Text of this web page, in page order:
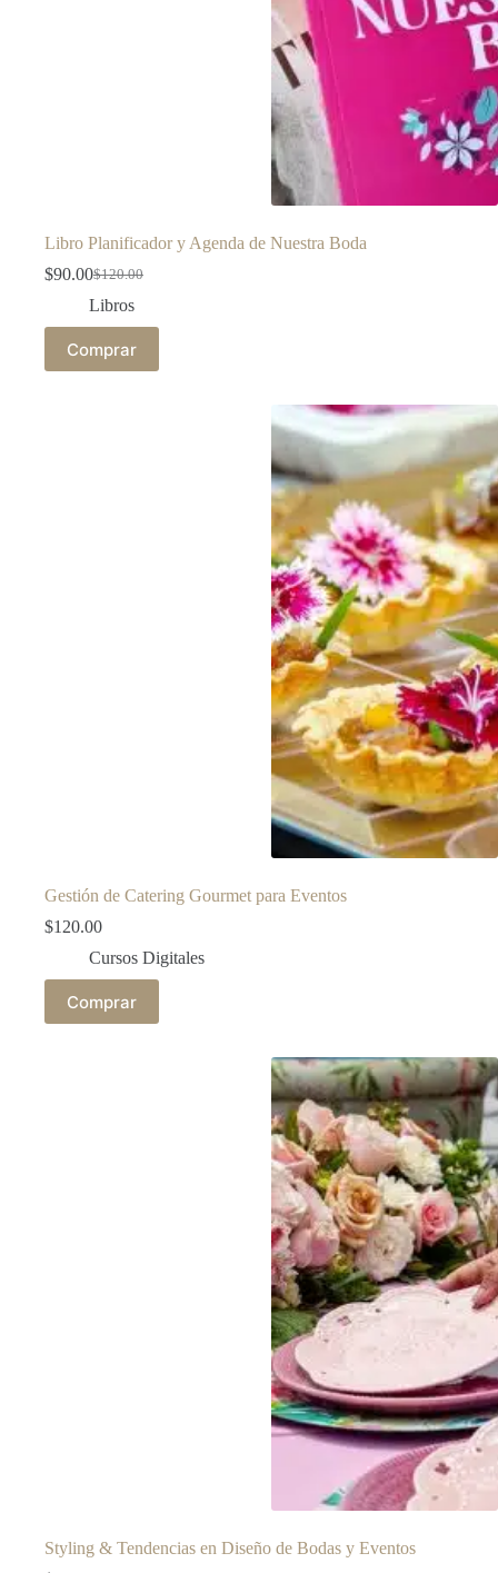
Libro Planificador y Agenda de Nuestra Boda
$120.00
$90.00
Libros
Comprar
Gestión de Catering Gourmet para Eventos
$120.00
Cursos Digitales
Comprar
Styling & Tendencias en Diseño de Bodas y Eventos